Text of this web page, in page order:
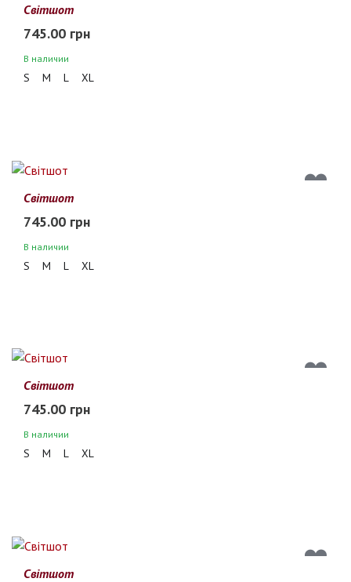
Світшот
745.00 грн
В наличии
S M L XL
Світшот
745.00 грн
В наличии
S M L XL
Світшот
745.00 грн
В наличии
S M L XL
Світшот